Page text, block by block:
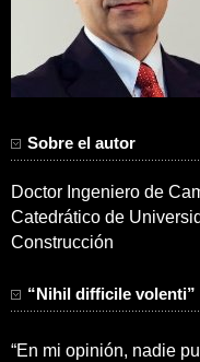
Sobre el autor
Doctor Ingeniero de
Catedrático de
Construcción
“Nihil difficile volenti”
“En mi opinión, nadie